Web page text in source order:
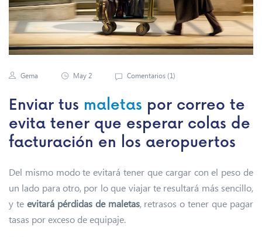
Gema May 2 Comentarios (1)
Enviar tus maletas por correo te
evita tener que esperar colas de
facturación en los aeropuertos
Del mismo modo te evitará tener que cargar con el peso de
un lado para otro, por lo que viajar te resultará más sencillo,
y te evitará pérdidas de maletas, retrasos o tener que pagar
tasas por exceso de equipaje.